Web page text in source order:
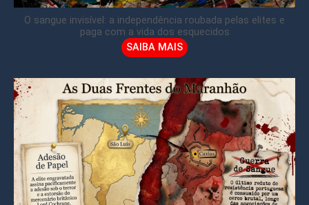
O sangue invisível: a independência roubada pelas elites e
paga com a vida dos esquecidos
SAIBA MAIS